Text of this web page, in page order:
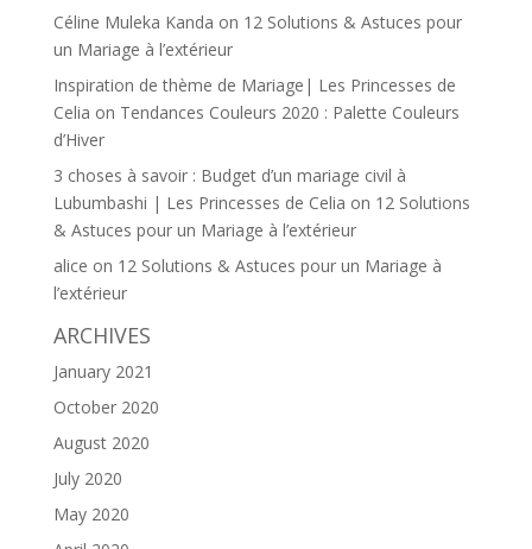
Céline Muleka Kanda on 12 Solutions & Astuces pour
un Mariage à l’extérieur
Inspiration de thème de Mariage| Les Princesses de
Celia on Tendances Couleurs 2020 : Palette Couleurs
d’Hiver
3 choses à savoir : Budget d’un mariage civil à
Lubumbashi | Les Princesses de Celia on 12 Solutions
& Astuces pour un Mariage à l’extérieur
alice on 12 Solutions & Astuces pour un Mariage à
l’extérieur
ARCHIVES
January 2021
October 2020
August 2020
July 2020
May 2020